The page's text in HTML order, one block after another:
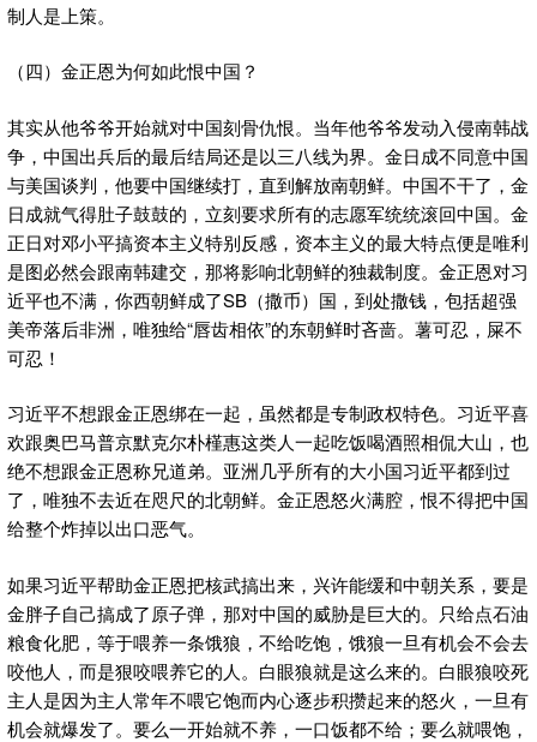
制人是上策。
（四）金正恩为何如此恨中国？
其实从他爷爷开始就对中国刻骨仇恨。当年他爷爷发动入侵南韩战
争，中国出兵后的最后结局还是以三八线为界。金日成不同意中国
与美国谈判，他要中国继续打，直到解放南朝鲜。中国不干了，金
日成就气得肚子鼓鼓的，立刻要求所有的志愿军统统滚回中国。金
正日对邓小平搞资本主义特别反感，资本主义的最大特点便是唯利
是图必然会跟南韩建交，那将影响北朝鲜的独裁制度。金正恩对习
近平也不满，你西朝鲜成了SB（撒币）国，到处撒钱，包括超强
美帝落后非洲，唯独给“唇齿相依”的东朝鲜时吝啬。薯可忍，屎不
可忍！
习近平不想跟金正恩绑在一起，虽然都是专制政权特色。习近平喜
欢跟奥巴马普京默克尔朴槿惠这类人一起吃饭喝酒照相侃大山，也
绝不想跟金正恩称兄道弟。亚洲几乎所有的大小国习近平都到过
了，唯独不去近在咫尺的北朝鲜。金正恩怒火满腔，恨不得把中国
给整个炸掉以出口恶气。
如果习近平帮助金正恩把核武搞出来，兴许能缓和中朝关系，要是
金胖子自己搞成了原子弹，那对中国的威胁是巨大的。只给点石油
粮食化肥，等于喂养一条饿狼，不给吃饱，饿狼一旦有机会不会去
咬他人，而是狠咬喂养它的人。白眼狼就是这么来的。白眼狼咬死
主人是因为主人常年不喂它饱而内心逐步积攒起来的怒火，一旦有
机会就爆发了。要么一开始就不养，一口饭都不给；要么就喂饱，